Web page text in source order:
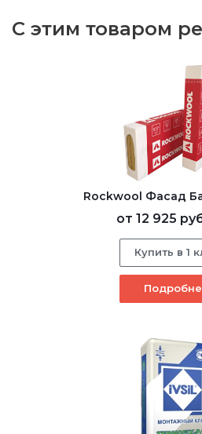
С этим товаром
Rockwool Фасад
от 12 925
Купить в 1